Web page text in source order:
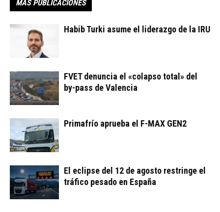
MÁS PUBLICACIONES
Habib Turki asume el liderazgo de la IRU
FVET denuncia el «colapso total» del
by-pass de Valencia
Primafrío aprueba el F-MAX GEN2
El eclipse del 12 de agosto restringe el
tráfico pesado en España